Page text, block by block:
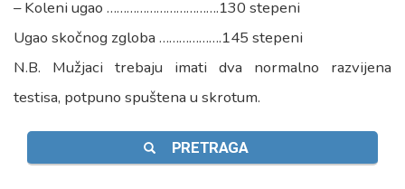
– Koleni ugao …………………………….130 stepeni
Ugao skočnog zgloba ……………….145 stepeni
N.B. Mužjaci trebaju imati dva normalno razvijena
testisa, potpuno spuštena u skrotum.
PRETRAGA